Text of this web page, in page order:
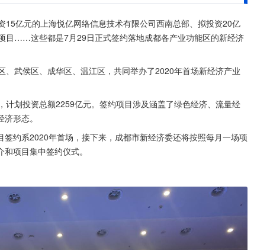
亿元的上海悦亿网络信息技术有限公司西南总部、拟投资20亿
目……这些都是7月29日正式签约落地成都各产业功能区的新经济
武侯区、成华区、温江区，共同举办了2020年首场新经济产业
划投资总额2259亿元。签约项目涉及涵盖了绿色经济、流量经
形态。
约系2020年首场，接下来，成都市新经济委还将按照每月一场项
项目集中签约仪式。